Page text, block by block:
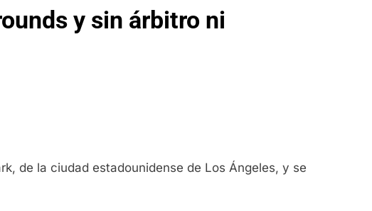
y sin árbitro ni
de la ciudad estadounidense de Los Ángeles, y se